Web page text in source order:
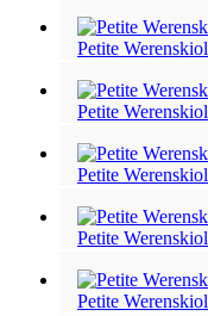
Petite
Petite
Petite
Petite
Petite